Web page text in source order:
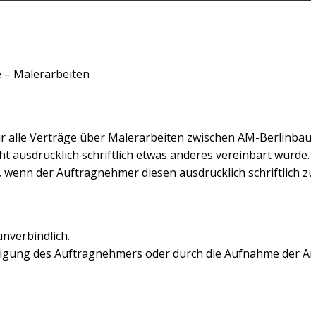
– Malerarbeiten
alle Verträge über Malerarbeiten zwischen AM-
ausdrücklich schriftlich etwas anderes vereinbart wurde.
der Auftragnehmer diesen ausdrücklich schriftlich
des Auftragnehmers oder durch die Aufnahme der